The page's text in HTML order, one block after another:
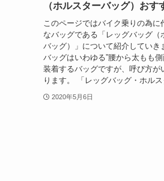
（ホルスターバッグ）おす
このページではバイク乗りの為に
なバッグである「レッグバッグ（
バッグ）」について紹介していき
バッグはいわゆる”腰から太もも側
装着するバッグですが、呼び方が
ります。 「レッグバッグ・ホルス
2020年5月6日